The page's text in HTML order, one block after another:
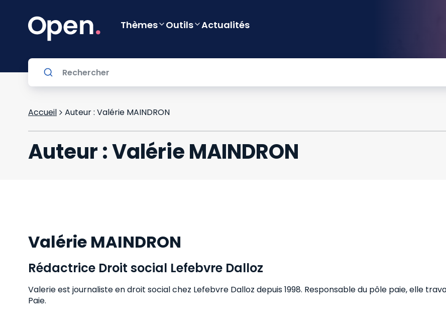
Thèmes Outils Actualités
Accueil Auteur : Valérie MAINDRON
Auteur : Valérie MAINDRON
Valérie MAINDRON
Rédactrice Droit social Lefebvre Dalloz
Valerie est journaliste en droit social chez Lefebvre Dalloz depuis 1998. Responsable du pôle paie, elle
Paie.